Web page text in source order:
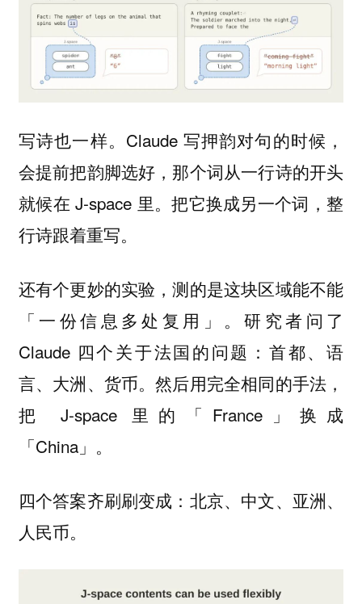
写诗也一样。Claude 写押韵对句的时候，
会提前把韵脚选好，那个词从一行诗的开头
就候在 J-space 里。把它换成另一个词，整
行诗跟着重写。
还有个更妙的实验，测的是这块区域能不能
「一份信息多处复用」。研究者问了
Claude 四个关于法国的问题：首都、语
言、大洲、货币。然后用完全相同的手法，
把 J-space 里的「France」换成
「China」。
四个答案齐刷刷变成：北京、中文、亚洲、
人民币。